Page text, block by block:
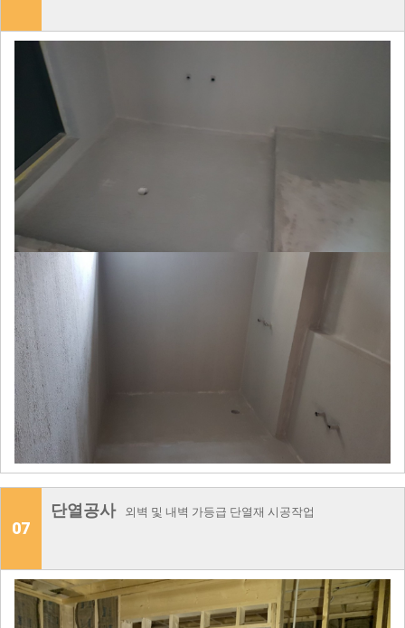
07
단열공사 외벽 및 내벽 가등급 단열재 시공작업